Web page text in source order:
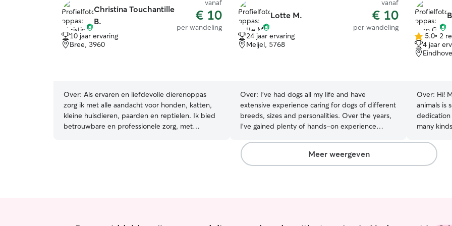
Christina Touchantille
B.
vanaf
€ 10
per wandeling
10 jaar ervaring
Bree, 3960
Over: Als ervaren en liefdevolle dierenoppas
zorg ik met alle aandacht voor honden, katten,
kleine huisdieren, paarden en reptielen. Ik bied
betrouwbare en professionele zorg, met
Lotte M.
vanaf
€ 10
per wandeling
24 jaar ervaring
Meijel, 5768
Over: I’ve had dogs all my life and have
extensive experience caring for dogs of different
breeds, sizes and personalities. Over the years,
I’ve gained plenty of hands-on experience
multiple dogs. I genuinely love spending time
with animals and always focus on their safety,
wellbeing and happiness. Friends and family
5.0
van
5
5.0• 2
4 jaar
Over: Hi!
animals is
many
reptiles. I
own
always
Whether
Meer weergeven